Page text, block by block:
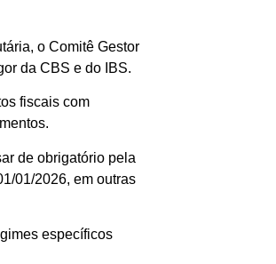
o Comitê Gestor
da CBS e do IBS.
fiscais com
de obrigatório pela
01/2026, em outras
específicos